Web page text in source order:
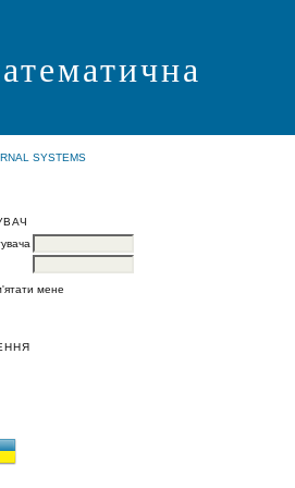
SYSTEMS
мене